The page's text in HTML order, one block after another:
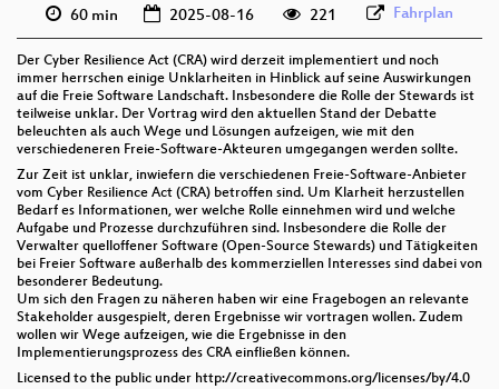
60 min 2025-08-16 221 Fahrplan
Der Cyber Resilience Act (CRA) wird derzeit implementiert und noch
immer herrschen einige Unklarheiten in Hinblick auf seine Auswirkungen
auf die Freie Software Landschaft. Insbesondere die Rolle der Stewards ist
teilweise unklar. Der Vortrag wird den aktuellen Stand der Debatte
beleuchten als auch Wege und Lösungen aufzeigen, wie mit den
verschiedeneren Freie-Software-Akteuren umgegangen werden sollte.
Zur Zeit ist unklar, inwiefern die verschiedenen Freie-Software-Anbieter
vom Cyber Resilience Act (CRA) betroffen sind. Um Klarheit herzustellen
Bedarf es Informationen, wer welche Rolle einnehmen wird und welche
Aufgabe und Prozesse durchzuführen sind. Insbesondere die Rolle der
Verwalter quelloffener Software (Open-Source Stewards) und Tätigkeiten
bei Freier Software außerhalb des kommerziellen Interesses sind dabei von
besonderer Bedeutung.
Um sich den Fragen zu näheren haben wir eine Fragebogen an relevante
Stakeholder ausgespielt, deren Ergebnisse wir vortragen wollen. Zudem
wollen wir Wege aufzeigen, wie die Ergebnisse in den
Implementierungsprozess des CRA einfließen können.
Licensed to the public under http://creativecommons.org/licenses/by/4.0